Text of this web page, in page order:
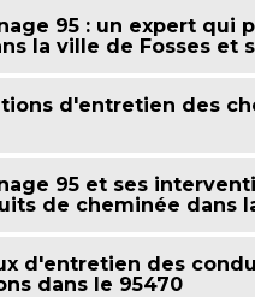
95 : un expert
la ville de Fosses et
d'entretien des
95 et ses
de cheminée dans
d'entretien des
dans le 95470